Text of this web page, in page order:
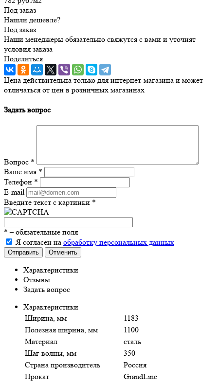
Под заказ
Нашли дешевле?
Под заказ
Наши менеджеры обязательно свяжутся с вами и уточнят
условия заказа
Поделиться
Цена действительна только для интернет-магазина и может
отличаться от цен в розничных магазинах
Задать вопрос
Вопрос *
Ваше имя *
Телефон *
E-mail
Введите текст с картинки *
* – обязательные поля
Я согласен на обработку персональных данных
Отправить Отменить
Характеристики
Отзывы
Задать вопрос
Характеристики
Ширина, мм
1183
Полезная ширина, мм
1100
Материал
сталь
Шаг волны, мм
350
Страна производитель
Россия
Прокат
GrandLine